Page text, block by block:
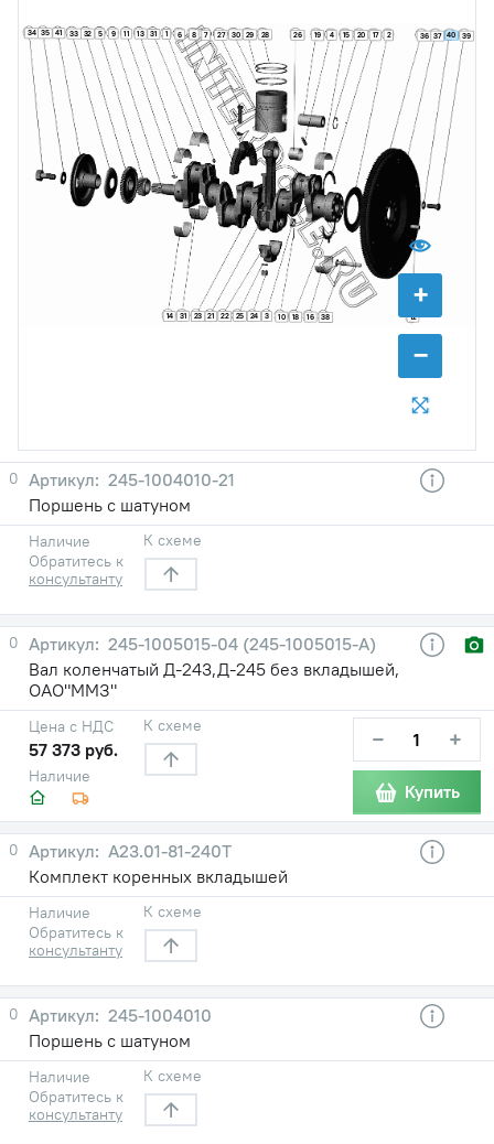
+
−
1 2
3
4
5 6 7
8
9
10
11
12
13
14
15
16
17
18
19 20
21 22
23 24
25
26
27 28
29
30
31
31
32
33
34 35 36 37
38
39
40
41
0
245-1004010-21
Поршень с шатуном
Наличие
Обратитесь к
консультанту
К схеме
0
245-1005015-04 (245-1005015-А)
Вал коленчатый Д-243,Д-245 без вкладышей,
ОАО"ММЗ"
Наличие
Цена с НДС
57 373 руб.
К схеме − +
Купить
0
А23.01-81-240Т
Комплект коренных вкладышей
Наличие
Обратитесь к
консультанту
К схеме
0
245-1004010
Поршень с шатуном
Наличие
Обратитесь к
консультанту
К схеме